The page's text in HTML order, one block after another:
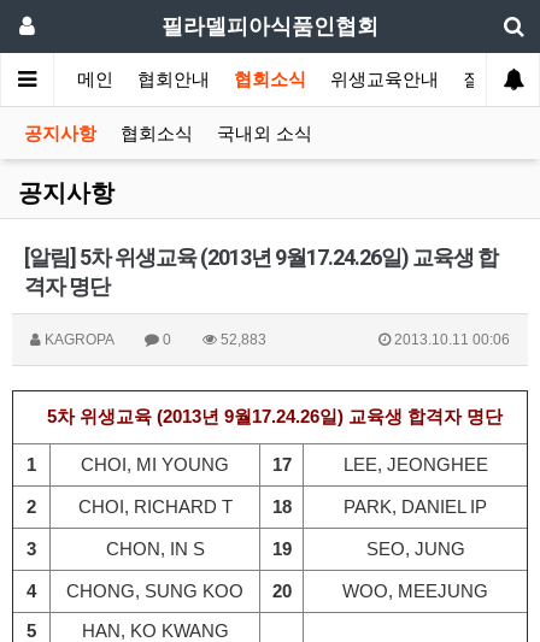
필라델피아식품인협회
메인 협회안내 협회소식 위생교육안내 질의답변
공지사항 협회소식 국내외 소식
공지사항
[알림] 5차 위생교육 (2013년 9월17.24.26일) 교육생 합
격자 명단
KAGROPA 0 52,883 2013.10.11 00:06
5차 위생교육 (2013년 9월17.24.26일) 교육생 합격자 명단
1 CHOI, MI YOUNG 17 LEE, JEONGHEE
2 CHOI, RICHARD T 18 PARK, DANIEL IP
3 CHON, IN S 19 SEO, JUNG
4 CHONG, SUNG KOO 20 WOO, MEEJUNG
5
HAN, KO KWANG